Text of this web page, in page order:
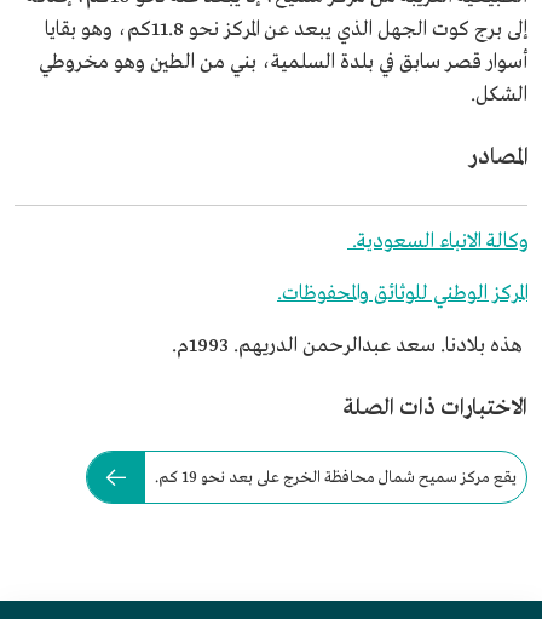
إلى برج كوت الجهل الذي يبعد عن المركز نحو 11.8كم، وهو بقايا
أسوار قصر سابق في بلدة السلمية، بني من الطين وهو مخروطي
الشكل.
المصادر
وكالة الانباء السعودية.
المركز الوطني للوثائق والمحفوظات.
هذه بلادنا. سعد عبدالرحمن الدريهم. 1993م.
الاختبارات ذات الصلة
يقع مركز سميح شمال محافظة الخرج على بعد نحو 19 كم.